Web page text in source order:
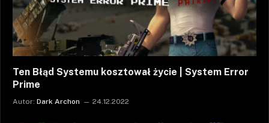
Ten Błąd Systemu kosztował życie | System Error
Prime
Autor: Dark Archon 24.12.2022